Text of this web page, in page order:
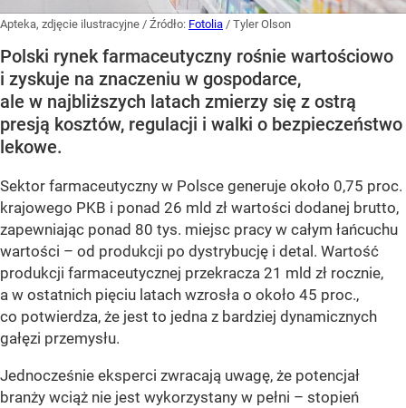
Apteka, zdjęcie ilustracyjne / Źródło: Fotolia / Tyler Olson
Polski rynek farmaceutyczny rośnie wartościowo
i zyskuje na znaczeniu w gospodarce,
ale w najbliższych latach zmierzy się z ostrą
presją kosztów, regulacji i walki o bezpieczeństwo
lekowe.
Sektor farmaceutyczny w Polsce generuje około 0,75 proc.
krajowego PKB i ponad 26 mld zł wartości dodanej brutto,
zapewniając ponad 80 tys. miejsc pracy w całym łańcuchu
wartości – od produkcji po dystrybucję i detal. Wartość
produkcji farmaceutycznej przekracza 21 mld zł rocznie,
a w ostatnich pięciu latach wzrosła o około 45 proc.,
co potwierdza, że jest to jedna z bardziej dynamicznych
gałęzi przemysłu.
Jednocześnie eksperci zwracają uwagę, że potencjał
branży wciąż nie jest wykorzystany w pełni – stopień